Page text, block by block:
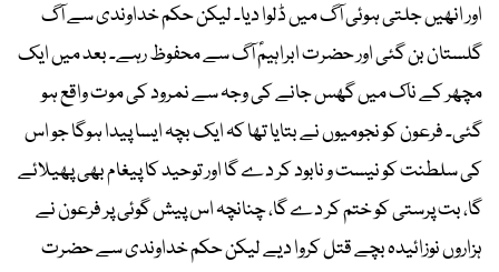
اور انھیں جلتی ہوئی آگ میں ڈلوا دیا۔ لیکن حکم خداوندی سے آگ
گلستان بن گئی اور حضرت ابراہیمؑ آگ سے محفوظ رہے۔ بعد میں ایک
مچھر کے ناک میں گھس جانے کی وجہ سے نمرود کی موت واقع ہو
گئی۔ فرعون کو نجومیوں نے بتایا تھا کہ ایک بچہ ایسا پیدا ہوگا جو اس
کی سلطنت کو نیست و نابود کر دے گا اور توحید کا پیغام بھی پھیلائے
گا، بت پرستی کو ختم کر دے گا، چنانچہ اس پیش گوئی پر فرعون نے
ہزاروں نوزائیدہ بچے قتل کروا دیے لیکن حکم خداوندی سے حضرت